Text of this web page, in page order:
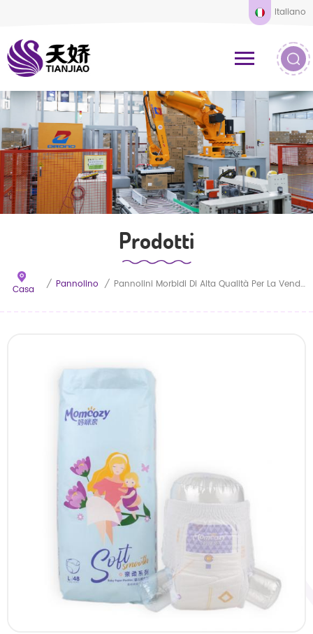
Italiano
Prodotti
Casa / Pannolino / Pannolini Morbidi Di Alta Qualità Per La Vendita All'ingrosso, Delicati Sulla Pelle, A Prezzi Competitivi.